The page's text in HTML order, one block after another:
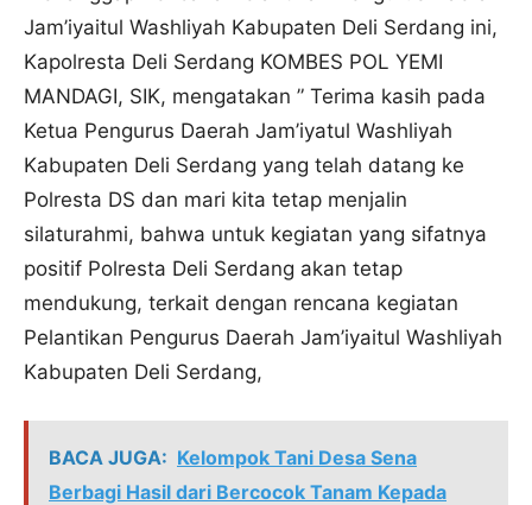
Jam’iyaitul Washliyah Kabupaten Deli Serdang ini,
Kapolresta Deli Serdang KOMBES POL YEMI
MANDAGI, SIK, mengatakan ” Terima kasih pada
Ketua Pengurus Daerah Jam’iyatul Washliyah
Kabupaten Deli Serdang yang telah datang ke
Polresta DS dan mari kita tetap menjalin
silaturahmi, bahwa untuk kegiatan yang sifatnya
positif Polresta Deli Serdang akan tetap
mendukung, terkait dengan rencana kegiatan
Pelantikan Pengurus Daerah Jam’iyaitul Washliyah
Kabupaten Deli Serdang,
BACA JUGA: Kelompok Tani Desa Sena
Berbagi Hasil dari Bercocok Tanam Kepada